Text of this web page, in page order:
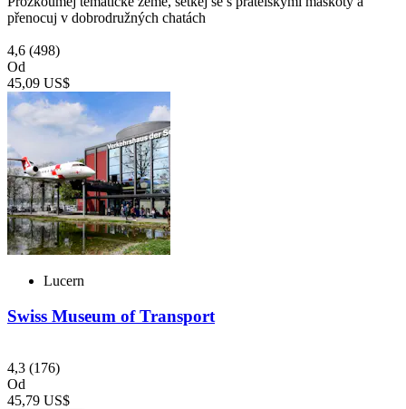
přenocuj v dobrodružných chatách
4,6 (498)
Od
45,09 US$
Lucern
Swiss Museum of Transport
4,3 (176)
Od
45,79 US$